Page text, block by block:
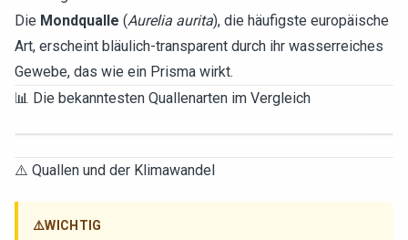
Die Mondqualle (Aurelia aurita), die häufigste europäische
Art, erscheint bläulich-transparent durch ihr wasserreiches
Gewebe, das wie ein Prisma wirkt.
📊 Die bekanntesten Quallenarten im Vergleich
⚠️ Quallen und der Klimawandel
⚠️WICHTIG